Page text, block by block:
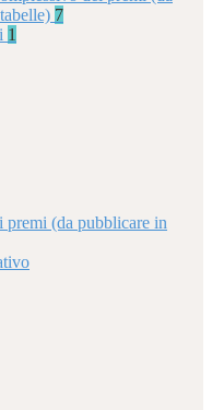
7
1
premi (da pubblicare in